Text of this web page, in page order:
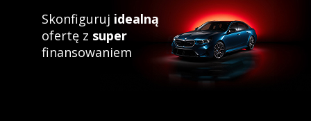
Skonfiguruj idealną
ofertę z super
finansowaniem